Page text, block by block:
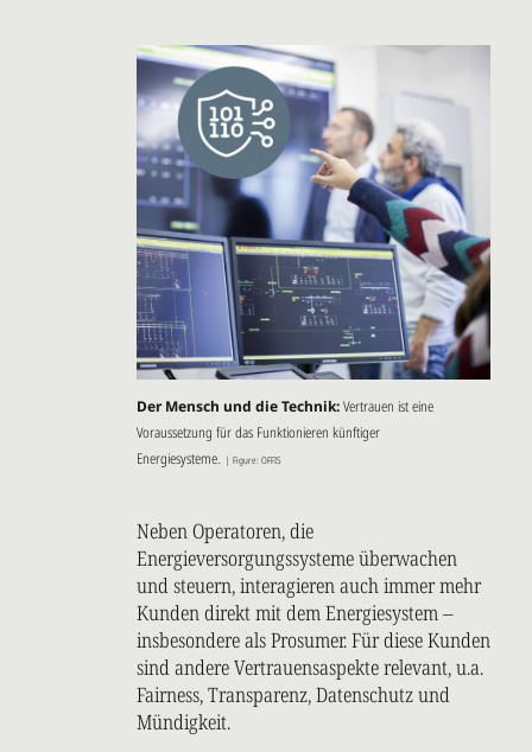
Der Mensch und die Technik:Vertrauen ist eine
Voraussetzung für das Funktionieren künftiger
Energiesysteme. | Figure: OFFIS
Neben Operatoren, die
Energieversorgungssysteme überwachen
und steuern, interagieren auch immer mehr
Kunden direkt mit dem Energiesystem –
insbesondere als Prosumer. Für diese Kunden
sind andere Vertrauensaspekte relevant, u.a.
Fairness, Transparenz, Datenschutz und
Mündigkeit.